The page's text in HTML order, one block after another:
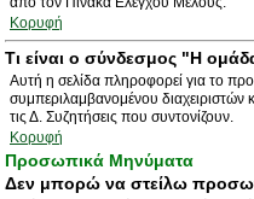
Κορυφή
Τι είναι ο σύνδεσμος "Η
Αυτή η σελίδα πληροφορεί για το
συμπεριλαμβανομένου διαχειριστών
τις Δ. Συζητήσεις που συντονίζουν.
Κορυφή
Προσωπικά Μηνύματα
Δεν μπορώ να στείλω